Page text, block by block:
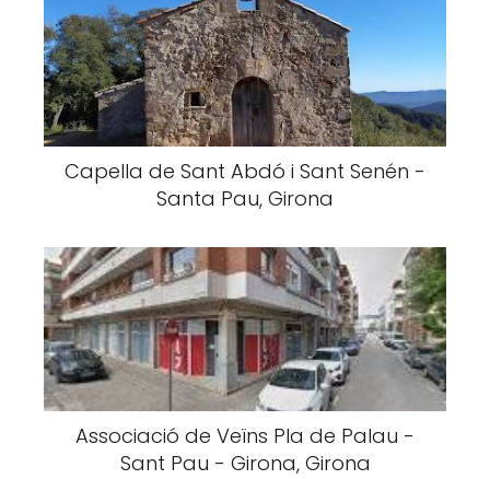
Capella de Sant Abdó i Sant Senén -
Santa Pau, Girona
Associació de Veïns Pla de Palau -
Sant Pau - Girona, Girona